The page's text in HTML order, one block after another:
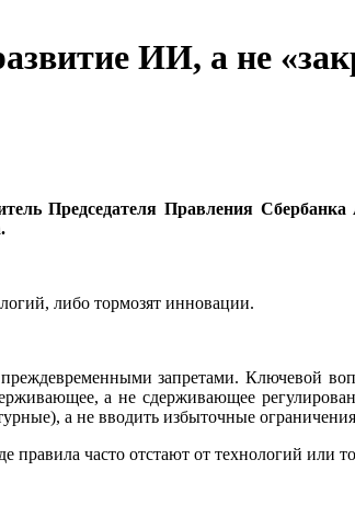
ИИ, а не
Председателя Правления
либо тормозят инновации.
запретами. Ключевой
а не сдерживающее
а не вводить избыточные
правила часто отстают от технологий или